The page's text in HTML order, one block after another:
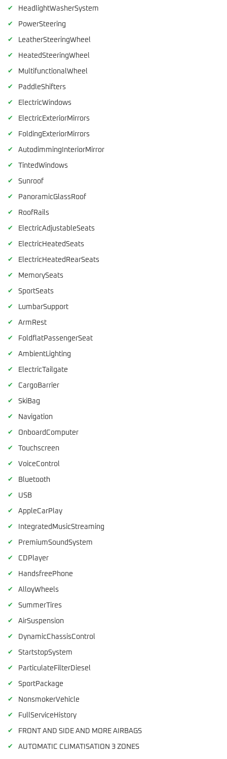
✔ HeadlightWasherSystem
✔ PowerSteering
✔ LeatherSteeringWheel
✔ HeatedSteeringWheel
✔ MultifunctionalWheel
✔ PaddleShifters
✔ ElectricWindows
✔ ElectricExteriorMirrors
✔ FoldingExteriorMirrors
✔ AutodimmingInteriorMirror
✔ TintedWindows
✔ Sunroof
✔ PanoramicGlassRoof
✔ RoofRails
✔ ElectricAdjustableSeats
✔ ElectricHeatedSeats
✔ ElectricHeatedRearSeats
✔ MemorySeats
✔ SportSeats
✔ LumbarSupport
✔ ArmRest
✔ FoldflatPassengerSeat
✔ AmbientLighting
✔ ElectricTailgate
✔ CargoBarrier
✔ SkiBag
✔ Navigation
✔ OnboardComputer
✔ Touchscreen
✔ VoiceControl
✔ Bluetooth
✔ USB
✔ AppleCarPlay
✔ IntegratedMusicStreaming
✔ PremiumSoundSystem
✔ CDPlayer
✔ HandsfreePhone
✔ AlloyWheels
✔ SummerTires
✔ AirSuspension
✔ DynamicChassisControl
✔ StartstopSystem
✔ ParticulateFilterDiesel
✔ SportPackage
✔ NonsmokerVehicle
✔ FullServiceHistory
✔ FRONT AND SIDE AND MORE AIRBAGS
✔ AUTOMATIC CLIMATISATION 3 ZONES